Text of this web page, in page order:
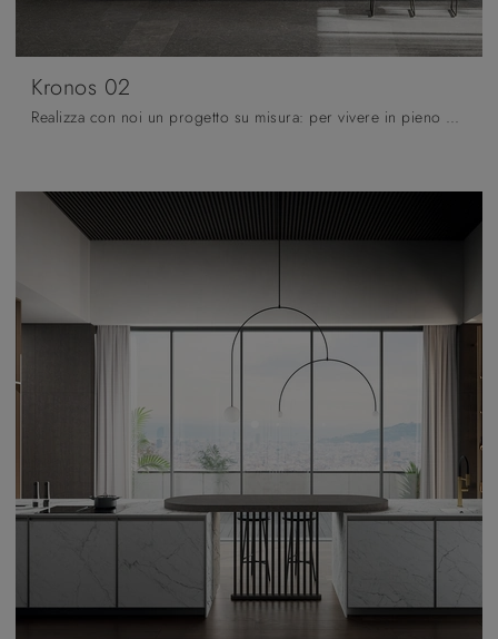
Kronos 02
Realizza con noi un progetto su misura: per vivere in pieno comfort il tuo habitat, i nostri arredatori sono pronti a guidarti con serietà nella ...